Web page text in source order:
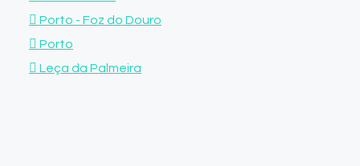
Porto - Foz do Douro
Porto
Leça da Palmeira